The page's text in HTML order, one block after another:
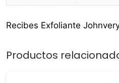
Recibes Exfoliante
Productos